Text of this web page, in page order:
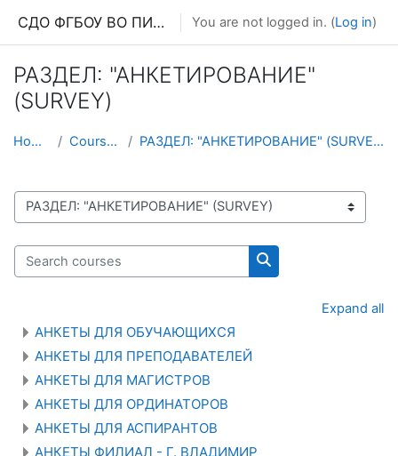
СДО ФГБОУ ВО ПИМУ МЗ РФ You are not logged in. (Log in)
РАЗДЕЛ: "АНКЕТИРОВАНИЕ"
(SURVEY)
Home Courses РАЗДЕЛ: "АНКЕТИРОВАНИЕ" (SURVEY)
Course categories
Search courses
Search courses
Expand all
АНКЕТЫ ДЛЯ ОБУЧАЮЩИХСЯ
АНКЕТЫ ДЛЯ ПРЕПОДАВАТЕЛЕЙ
АНКЕТЫ ДЛЯ МАГИСТРОВ
АНКЕТЫ ДЛЯ ОРДИНАТОРОВ
АНКЕТЫ ДЛЯ АСПИРАНТОВ
АНКЕТЫ ФИЛИАЛ - Г. ВЛАДИМИР